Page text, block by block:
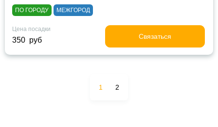
ПО ГОРОДУ МЕЖГОРОД
Цена посадки
350 руб Связаться
1 2